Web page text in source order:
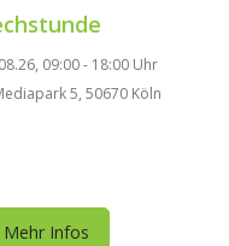
09:00 - 18:00 Uhr
5, 50670 Köln
Mehr Infos